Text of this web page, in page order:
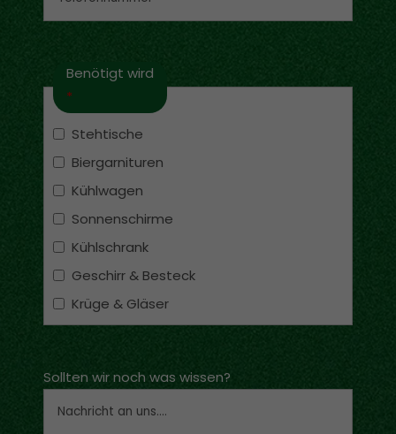
Benötigt wird
*
Stehtische
Biergarnituren
Kühlwagen
Sonnenschirme
Kühlschrank
Geschirr & Besteck
Krüge & Gläser
Sollten wir noch was wissen?